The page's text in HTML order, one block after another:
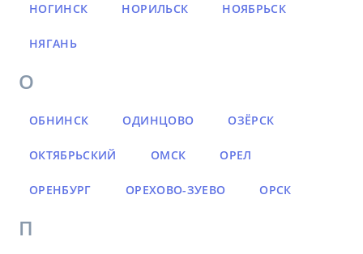
НОГИНСК НОРИЛЬСК НОЯБРЬСК
НЯГАНЬ
О
ОБНИНСК ОДИНЦОВО ОЗЁРСК
ОКТЯБРЬСКИЙ ОМСК ОРЕЛ
ОРЕНБУРГ ОРЕХОВО-ЗУЕВО ОРСК
П